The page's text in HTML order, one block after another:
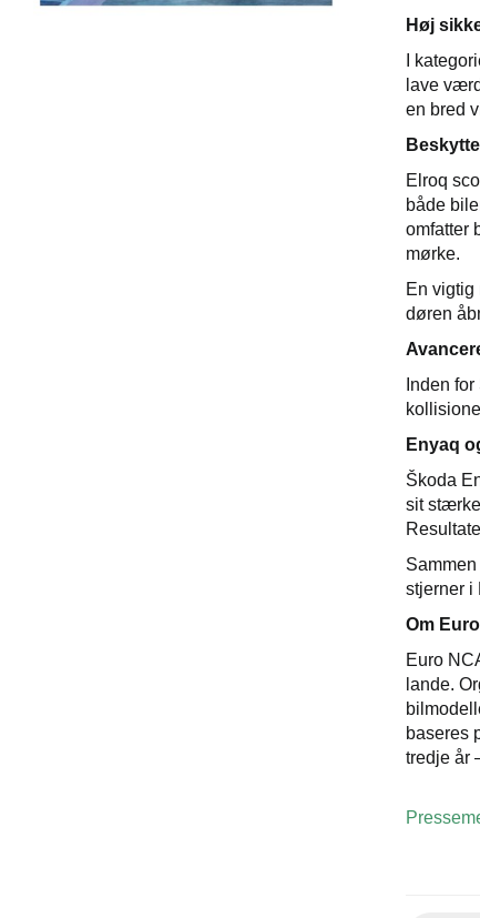
Høj
I
lave
en bred
Elroq
både
omfatter
mørke.
En vigtig
døren
Inden
Enyaq
Škoda
sit
stjerner i
Om
Euro
lande.
baseres
tredje år